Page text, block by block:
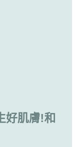
好肌膚!和